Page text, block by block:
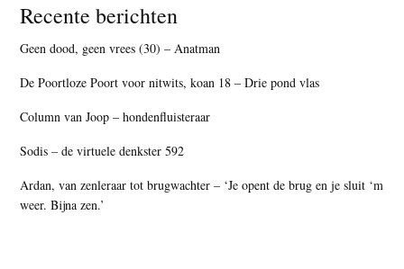
Recente berichten
Geen dood, geen vrees (30) – Anatman
De Poortloze Poort voor nitwits, koan 18 – Drie pond vlas
Column van Joop – hondenfluisteraar
Sodis – de virtuele denkster 592
Ardan, van zenleraar tot brugwachter – ‘Je opent de brug en je sluit ‘m
weer. Bijna zen.’